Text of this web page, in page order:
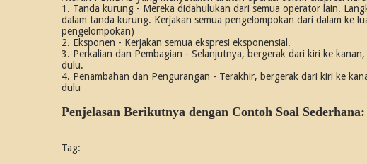
1. Tanda kurung - Mereka didahulukan dari semua operator lain.
dalam tanda kurung. Kerjakan semua pengelompokan dari dalam ke
pengelompokan)
2. Eksponen - Kerjakan semua ekspresi eksponensial.
3. Perkalian dan Pembagian - Selanjutnya, bergerak dari kiri ke
dulu.
4. Penambahan dan Pengurangan - Terakhir, bergerak dari kiri ke
dulu
Penjelasan Berikutnya dengan Contoh Soal Sederhana:
Tag: